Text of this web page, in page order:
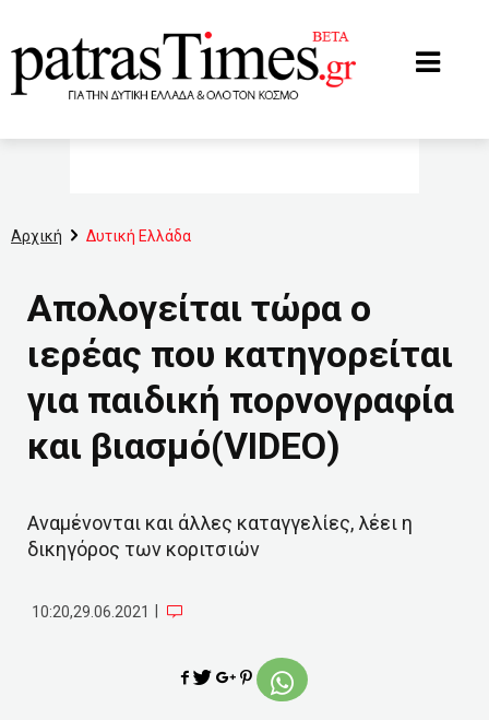
Αρχική Δυτική Ελλάδα
Απολογείται τώρα ο
ιερέας που κατηγορείται
για παιδική πορνογραφία
και βιασμό(VIDEO)
Αναμένονται και άλλες καταγγελίες, λέει η
δικηγόρος των κοριτσιών
10:20,29.06.2021